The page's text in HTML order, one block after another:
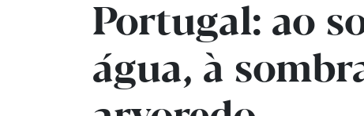
Portugal: ao
água, à